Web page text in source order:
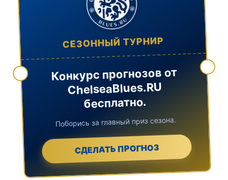
СЕЗОННЫЙ ТУРНИР
Конкурс прогнозов от
ChelseaBlues.RU
бесплатно.
Поборись за главный приз сезона.
СДЕЛАТЬ ПРОГНОЗ